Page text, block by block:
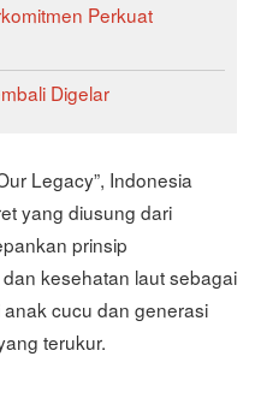
Perkuat
Digelar
Legacy”, Indonesia
yang diusung dari
prinsip
kesehatan laut sebagai
cucu dan generasi
terukur.